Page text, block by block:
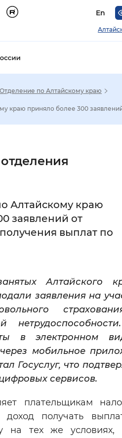
En
отображения
Увеличенный
С засечками
между буквами
Цвет сайта
Синий фон
Изображения
Выключены
Остановить
Отделение по Алтайскому краю
краю приняло более 300
Алтайскому краю
заявлений от
выплат по
Алтайского
заявления на
в электронном
мобильное
Госуслуг, что
сервисов.
плательщикам
доход получать
на тех же